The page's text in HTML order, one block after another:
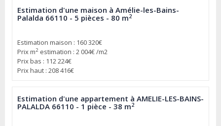
Estimation d'une maison à Amélie-les-Bains-
Palalda 66110 - 5 pièces - 80 m2
Estimation maison : 160 320€
Prix m2 estimation : 2 004€ /m2
Prix bas : 112 224€
Prix haut : 208 416€
Estimation d'une appartement à AMELIE-LES-BAINS-
PALALDA 66110 - 1 pièce - 38 m2